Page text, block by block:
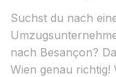
Suchst du nach
nach Besançon?
Wien genau richtig!